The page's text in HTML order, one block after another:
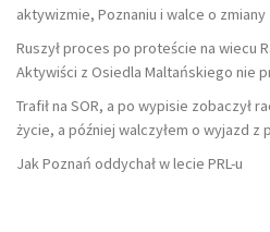
aktywizmie, Poznaniu i walce o zmiany
Ruszył proces po proteście na wiecu
Aktywiści z Osiedla Maltańskiego nie
Trafił na SOR, a po wypisie zobaczył
życie, a później walczyłem o wyjazd z
Jak Poznań oddychał w lecie PRL-u